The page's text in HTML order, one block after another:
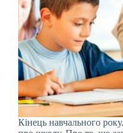
Кінець навчального